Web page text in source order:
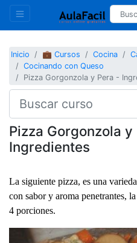
Inicio 💼 Cursos Cocina
Cocinando con Queso
Pizza Gorgonzola y Pera -
Pizza Gorgonzola y
Ingredientes
La siguiente pizza, es una
con sabor y aroma penetrantes,
4 porciones.